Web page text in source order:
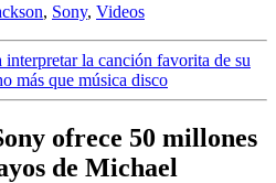
, Sony, Videos
interpretar la canción favorita de su
más que música disco
ofrece 50 millones
de Michael